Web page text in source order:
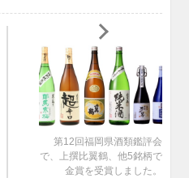
第12回福岡県酒類鑑評会
で、上撰比翼鶴、他5銘柄で
金賞を受賞しました。